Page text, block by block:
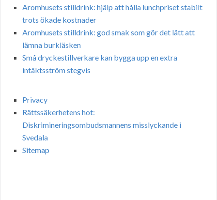
Aromhusets stilldrink: hjälp att hålla lunchpriset stabilt
trots ökade kostnader
Aromhusets stilldrink: god smak som gör det lätt att
lämna burkläsken
Små dryckestillverkare kan bygga upp en extra
intäktsström stegvis
Privacy
Rättssäkerhetens hot:
Diskrimineringsombudsmannens misslyckande i
Svedala
Sitemap